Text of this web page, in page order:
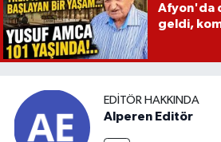
Afyon'da
geldi,
EDITÖR HAKKINDA
Alperen Editör